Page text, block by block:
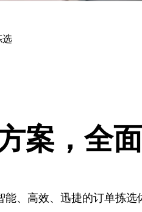
选
案，全
能、高效、迅捷的订单拣